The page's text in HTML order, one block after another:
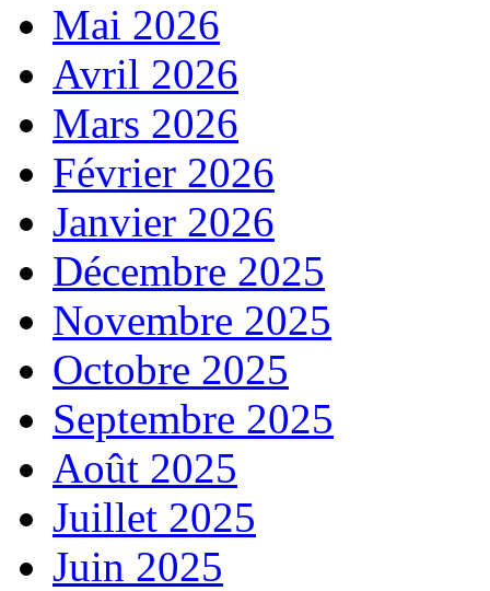
Mai 2026
Avril 2026
Mars 2026
Février 2026
Janvier 2026
Décembre 2025
Novembre 2025
Octobre 2025
Septembre 2025
Août 2025
Juillet 2025
Juin 2025